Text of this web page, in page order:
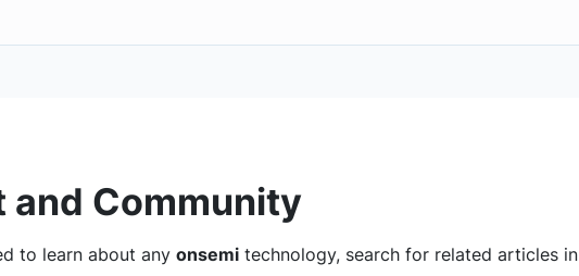
and Community
to learn about any onsemi technology, search for related articles in